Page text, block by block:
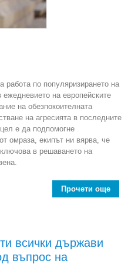
по популяризирането на
на европейските
на обезпокоителната
на агресията в последните
е да подпомогне
омраза, екипът ни вярва, че
в решаването на
Прочети още
всички държави
въпрос на